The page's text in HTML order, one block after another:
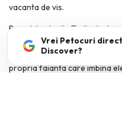
vacanta de vis.
Brandul este din Tarile de
inspirat de un cadou primit de
traditionala in alb si albastru
propria faianta care imbina
Vrei Petocuri
Discover?